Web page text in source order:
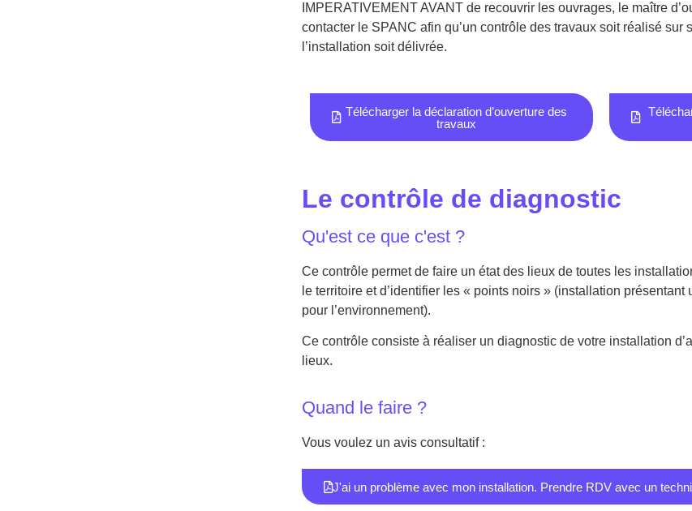
IMPERATIVEMENT AVANT de recouvrir les ouvrages, le maître
contacter le SPANC afin qu’un contrôle des travaux soit réalisé sur
l’installation soit délivrée.
Télécharger la déclaration d’ouverture des
travaux
Le contrôle de diagnostic
Qu'est ce que c'est ?​
Ce contrôle permet de faire un état des lieux de toutes les
le territoire et d’identifier les « points noirs » (installation
pour l’environnement).
Ce contrôle consiste à réaliser un diagnostic de votre installation
lieux.
Quand le faire ?
Vous voulez un avis consultatif :
J'ai un problème avec mon installation. Prendre RDV avec un